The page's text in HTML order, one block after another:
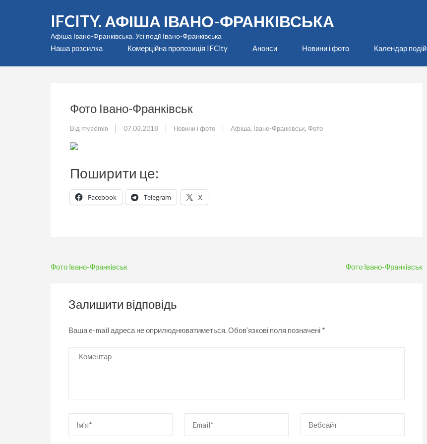
IFCITY. АФІША ІВАНО-ФРАНКІВСЬКА
Афіша Івано-Франківська. Усі події Івано-Франківська
Наша розсилка Комерційна пропозиція IFCity Анонси Новини і фото Календар подій
Фото Івано-Франківськ
Від myadmin 07.03.2018 Новини і фото Афіша, Івано-Франківськ, Фото
Поширити це:
Facebook Telegram X
Навігація
Фото Івано-Франківськ Фото Івано-Франківськ
Залишити відповідь
Ваша e-mail адреса не оприлюднюватиметься.Обов’язкові поля позначені *
Коментар